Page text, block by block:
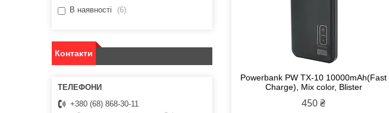
Powerbank PW TX-10 10000mAh(Fast
Charge), Mix color, Blister
450 ₴
В наявності
6
Контакти
+380 (68) 868-30-11